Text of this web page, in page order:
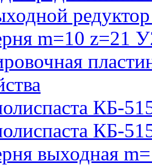
m=10 z=21
КБ-
КБ-
выходная